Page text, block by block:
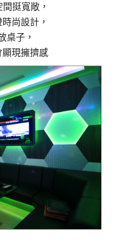
挺寬敞，
尚設計，
桌子，
現擁擠感